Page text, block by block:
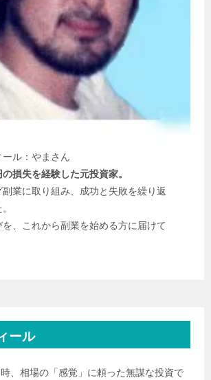
ル：やまさん
損失を経験した元投資家。
業に取り組み、成功と失敗を繰り返
、これから副業を始める方に届けて
ール
、相場の「感覚」に頼った無謀な投資で